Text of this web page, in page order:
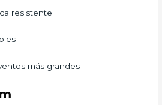
resistente
más grandes